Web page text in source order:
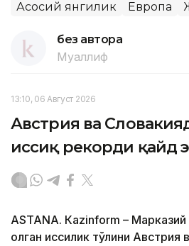
Асосий янгилик Европа
без автора
Муаллиф
13:10, 06 Август 2026
Австрия ва
иссиқ рекорди қайд
ASTANА. Кazinform – Марказий
олган иссиқлик тўлқини